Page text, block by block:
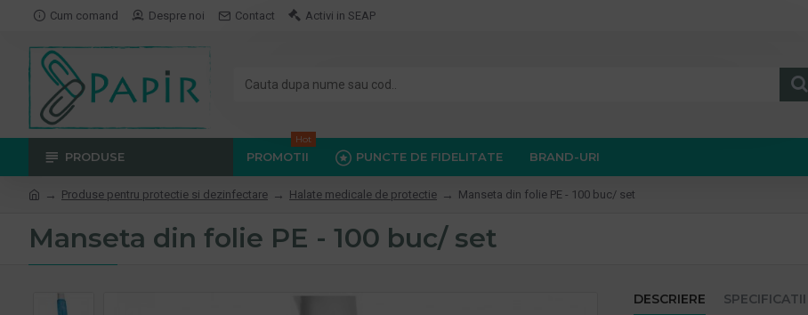
Cum comand Despre noi Contact Activi in SEAP
PRODUSE PROMOTII
Hot
PUNCTE DE FIDELITATE BRAND-URI
Produse pentru protectie si dezinfectare Halate medicale de protectie Manseta din folie PE - 100 buc/ set
Manseta din folie PE - 100 buc/ set
DESCRIERE SPECIFICATII